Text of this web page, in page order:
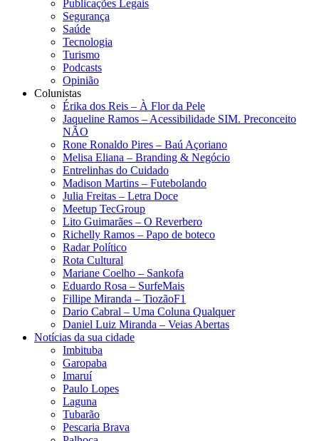
Publicações Legais
Segurança
Saúde
Tecnologia
Turismo
Podcasts
Opinião
Colunistas
Érika dos Reis​ – À Flor da Pele
Jaqueline Ramos – Acessibilidade SIM. Preconceito
NÃO
Rone Ronaldo Pires – Baú Açoriano
Melisa Eliana – Branding & Negócio
Entrelinhas do Cuidado
Madison Martins – Futebolando
Julia Freitas​ – Letra Doce
Meetup TecGroup
Lito Guimarães – O Reverbero
Richelly Ramos​ – Papo de boteco
Radar Político
Rota Cultural
Mariane Coelho – Sankofa
Eduardo Rosa​ – SurfeMais
Fillipe Miranda – TiozãoF1
Dario Cabral – Uma Coluna Qualquer
Daniel Luiz Miranda – Veias Abertas
Notícias da sua cidade
Imbituba
Garopaba
Imaruí
Paulo Lopes
Laguna
Tubarão
Pescaria Brava